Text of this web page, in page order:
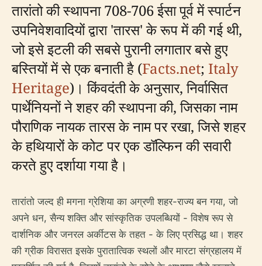
तारांतो की स्थापना 708-706 ईसा पूर्व में स्पार्टन
उपनिवेशवादियों द्वारा 'तारस' के रूप में की गई थी,
जो इसे इटली की सबसे पुरानी लगातार बसे हुए
बस्तियों में से एक बनाती है (Facts.net; Italy
Heritage)। किंवदंती के अनुसार, निर्वासित
पार्थेनियनों ने शहर की स्थापना की, जिसका नाम
पौराणिक नायक तारस के नाम पर रखा, जिसे शहर
के हथियारों के कोट पर एक डॉल्फिन की सवारी
करते हुए दर्शाया गया है।
तारांतो जल्द ही मगना ग्रेशिया का अग्रणी शहर-राज्य बन गया, जो
अपने धन, सैन्य शक्ति और सांस्कृतिक उपलब्धियों - विशेष रूप से
दार्शनिक और जनरल अर्कीटस के तहत - के लिए प्रसिद्ध था। शहर
की ग्रीक विरासत इसके पुरातात्विक स्थलों और मारटा संग्रहालय में